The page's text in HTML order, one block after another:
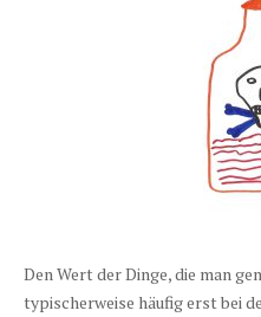
Den Wert der Dinge, die man
typischerweise häufig erst bei